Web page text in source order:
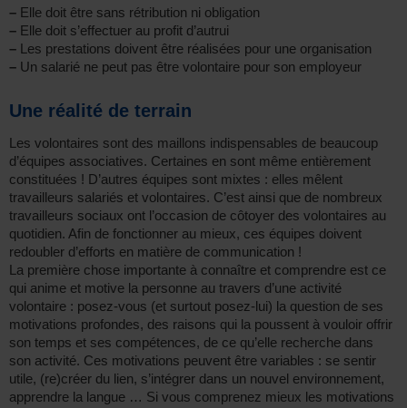
– Elle doit être sans rétribution ni obligation
– Elle doit s’effectuer au profit d’autrui
– Les prestations doivent être réalisées pour une organisation
– Un salarié ne peut pas être volontaire pour son employeur
Une réalité de terrain
Les volontaires sont des maillons indispensables de beaucoup
d’équipes associatives. Certaines en sont même entièrement
constituées ! D’autres équipes sont mixtes : elles mêlent
travailleurs salariés et volontaires. C’est ainsi que de nombreux
travailleurs sociaux ont l’occasion de côtoyer des volontaires au
quotidien. Afin de fonctionner au mieux, ces équipes doivent
redoubler d’efforts en matière de communication !
La première chose importante à connaître et comprendre est ce
qui anime et motive la personne au travers d’une activité
volontaire : posez-vous (et surtout posez-lui) la question de ses
motivations profondes, des raisons qui la poussent à vouloir offrir
son temps et ses compétences, de ce qu’elle recherche dans
son activité. Ces motivations peuvent être variables : se sentir
utile, (re)créer du lien, s’intégrer dans un nouvel environnement,
apprendre la langue … Si vous comprenez mieux les motivations